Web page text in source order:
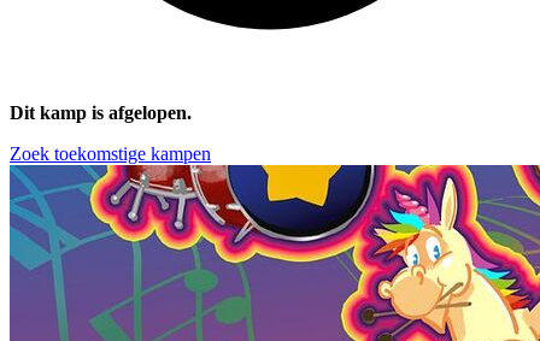
Dit kamp is afgelopen.
Zoek toekomstige kampen